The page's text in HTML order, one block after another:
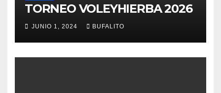
TORNEO VOLEYHIERBA 2026
JUNIO 1, 2024 BUFALITO